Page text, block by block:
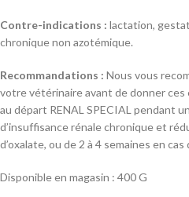
Contre-indications : lactation,
chronique non azotémique.
Recommandations : Nous vous
votre vétérinaire avant de donner
au départ RENAL SPECIAL pendant
d’insuffisance rénale chronique et
d’oxalate, ou de 2 à 4 semaines en
Disponible en magasin : 400 G